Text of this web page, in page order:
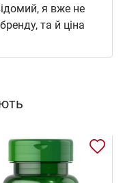
я вже не
та й ціна